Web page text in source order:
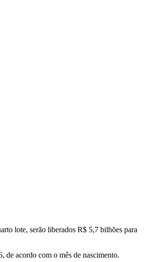
lote, serão liberados R$ 5,7 bilhões para
de acordo com o mês de nascimento.